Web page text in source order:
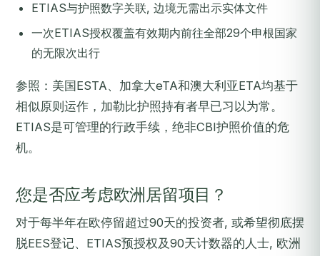
ETIAS与护照数字关联, 边境无需出示实体文件
一次ETIAS授权覆盖有效期内前往全部29个申根国家
的无限次出行
参照：美国ESTA、加拿大eTA和澳大利亚ETA均基于
相似原则运作，加勒比护照持有者早已习以为常。
ETIAS是可管理的行政手续，绝非CBI护照价值的危
机。
您是否应考虑欧洲居留项目？
对于每半年在欧停留超过90天的投资者, 或希望彻底摆
脱EES登记、ETIAS预授权及90天计数器的人士, 欧洲